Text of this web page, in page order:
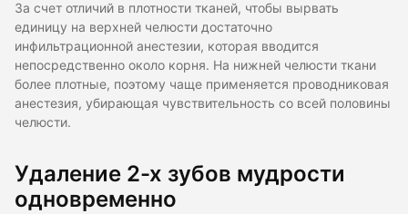
За счет отличий в плотности тканей, чтобы вырвать
единицу на верхней челюсти достаточно
инфильтрационной анестезии, которая вводится
непосредственно около корня. На нижней челюсти ткани
более плотные, поэтому чаще применяется проводниковая
анестезия, убирающая чувствительность со всей половины
челюсти.
Удаление 2-х зубов мудрости
одновременно